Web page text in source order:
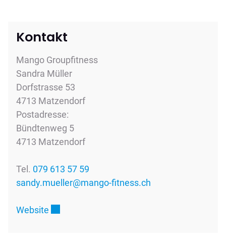
Kontakt
Mango Groupfitness
Sandra Müller
Dorfstrasse 53
4713 Matzendorf
Postadresse:
Bündtenweg 5
4713 Matzendorf
Tel. 079 613 57 59
sandy.mueller@mango-fitness.ch
Website